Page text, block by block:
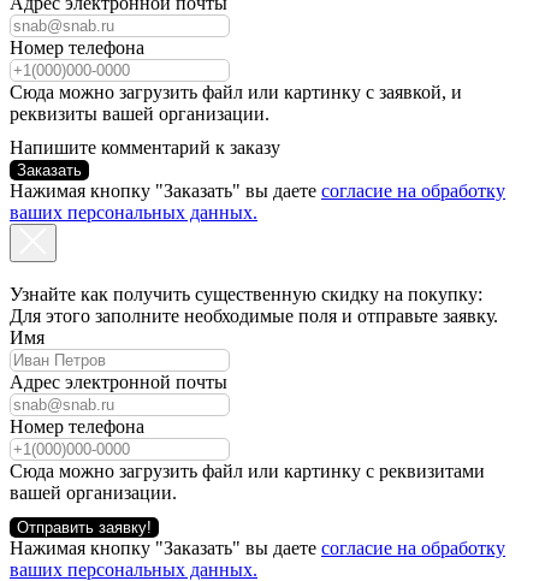
Номер телефона
Сюда можно загрузить файл или картинку с заявкой, и
реквизиты вашей организации.
Напишите комментарий к заказу
Заказать
Нажимая кнопку "Заказать" вы даете согласие на обработку
ваших персональных данных.
Узнайте как получить существенную скидку на покупку:
Для этого заполните необходимые поля и отправьте заявку.
Имя
Адрес электронной почты
Номер телефона
Сюда можно загрузить файл или картинку с реквизитами
вашей организации.
Отправить заявку!
Нажимая кнопку "Заказать" вы даете согласие на обработку
ваших персональных данных.